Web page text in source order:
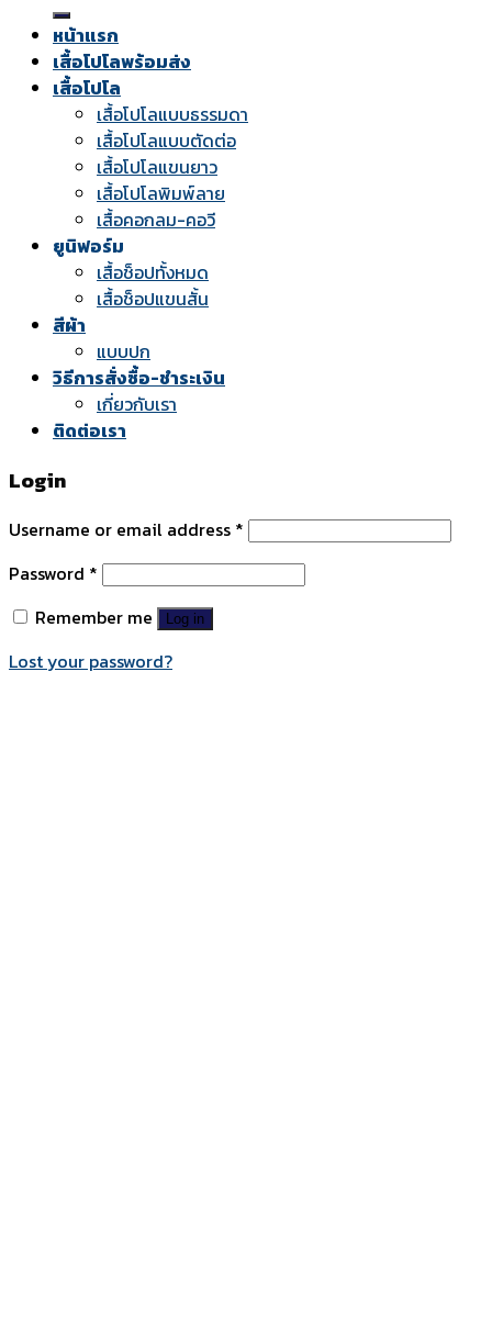
for:
หน้าแรก
เสื้อโปโลพร้อมส่ง
เสื้อโปโล
เสื้อโปโลแบบธรรมดา
เสื้อโปโลแบบตัดต่อ
เสื้อโปโลแขนยาว
เสื้อโปโลพิมพ์ลาย
เสื้อคอกลม-คอวี
ยูนิฟอร์ม
เสื้อช็อปทั้งหมด
เสื้อช็อปแขนสั้น
สีผ้า
แบบปก
วิธีการสั่งซื้อ-ชำระเงิน
เกี่ยวกับเรา
ติดต่อเรา
Login
Username or email address *
Password *
Remember me
Log in
Lost your password?